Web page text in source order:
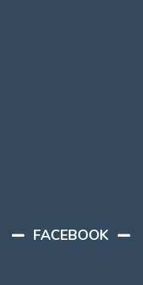
FACEBOOK